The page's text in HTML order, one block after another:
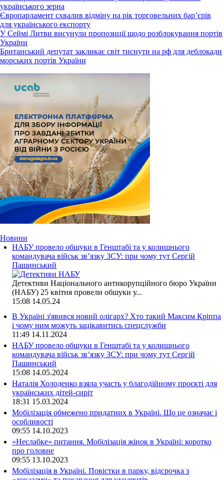
українського зерна
Європарламент схвалив відміну на рік торговельних бар’єрів
для українського експорту
У Сеймі Литви висунули пропозиції щодо розблокування портів
України
Британський депутат закликає світ тиснути на рф для деблокади
морських портів України
Новини
НАБУ провело обшуки в Генштабі та у колишнього
командувача військ зв’язку ЗСУ: при чому тут Сергій
Пашинський
Детективи Національного антикорупційного бюро України
(НАБУ) 25 квітня провели обшуки у...
15:08 14.05.24
В Україні з'явився новий олігарх? Хто такий Максим Кріппа
і чому ним можуть зацікавитись спецслужби
11:49 14.11.2024
НАБУ провело обшуки в Генштабі та у колишнього
командувача військ зв’язку ЗСУ: при чому тут Сергій
Пашинський
15:08 14.05.2024
Наталія Холоденко взяла участь у благодійному проєкті для
українських дітей-сиріт
18:31 15.03.2024
Мобілізація обмежено придатних в Україні. Що це означає і
особливості
09:55 14.10.2023
«Неслабке» питання. Мобілізація жінок в Україні: коротко
про головне
09:55 13.10.2023
Мобілізація в Україні. Повістки в парку, відсрочка з